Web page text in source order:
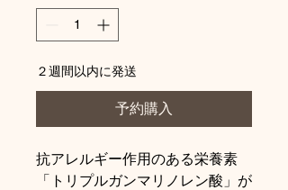
２週間以内に発送
予約購入
抗アレルギー作用のある栄養素
「トリプルガンマリノレン酸」が